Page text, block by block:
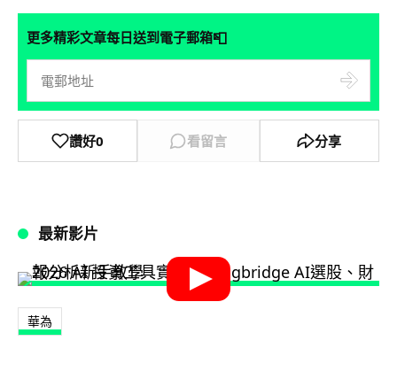
更多精彩文章每日送到電子郵箱📮
讚好0 看留言 分享
最新影片
華為